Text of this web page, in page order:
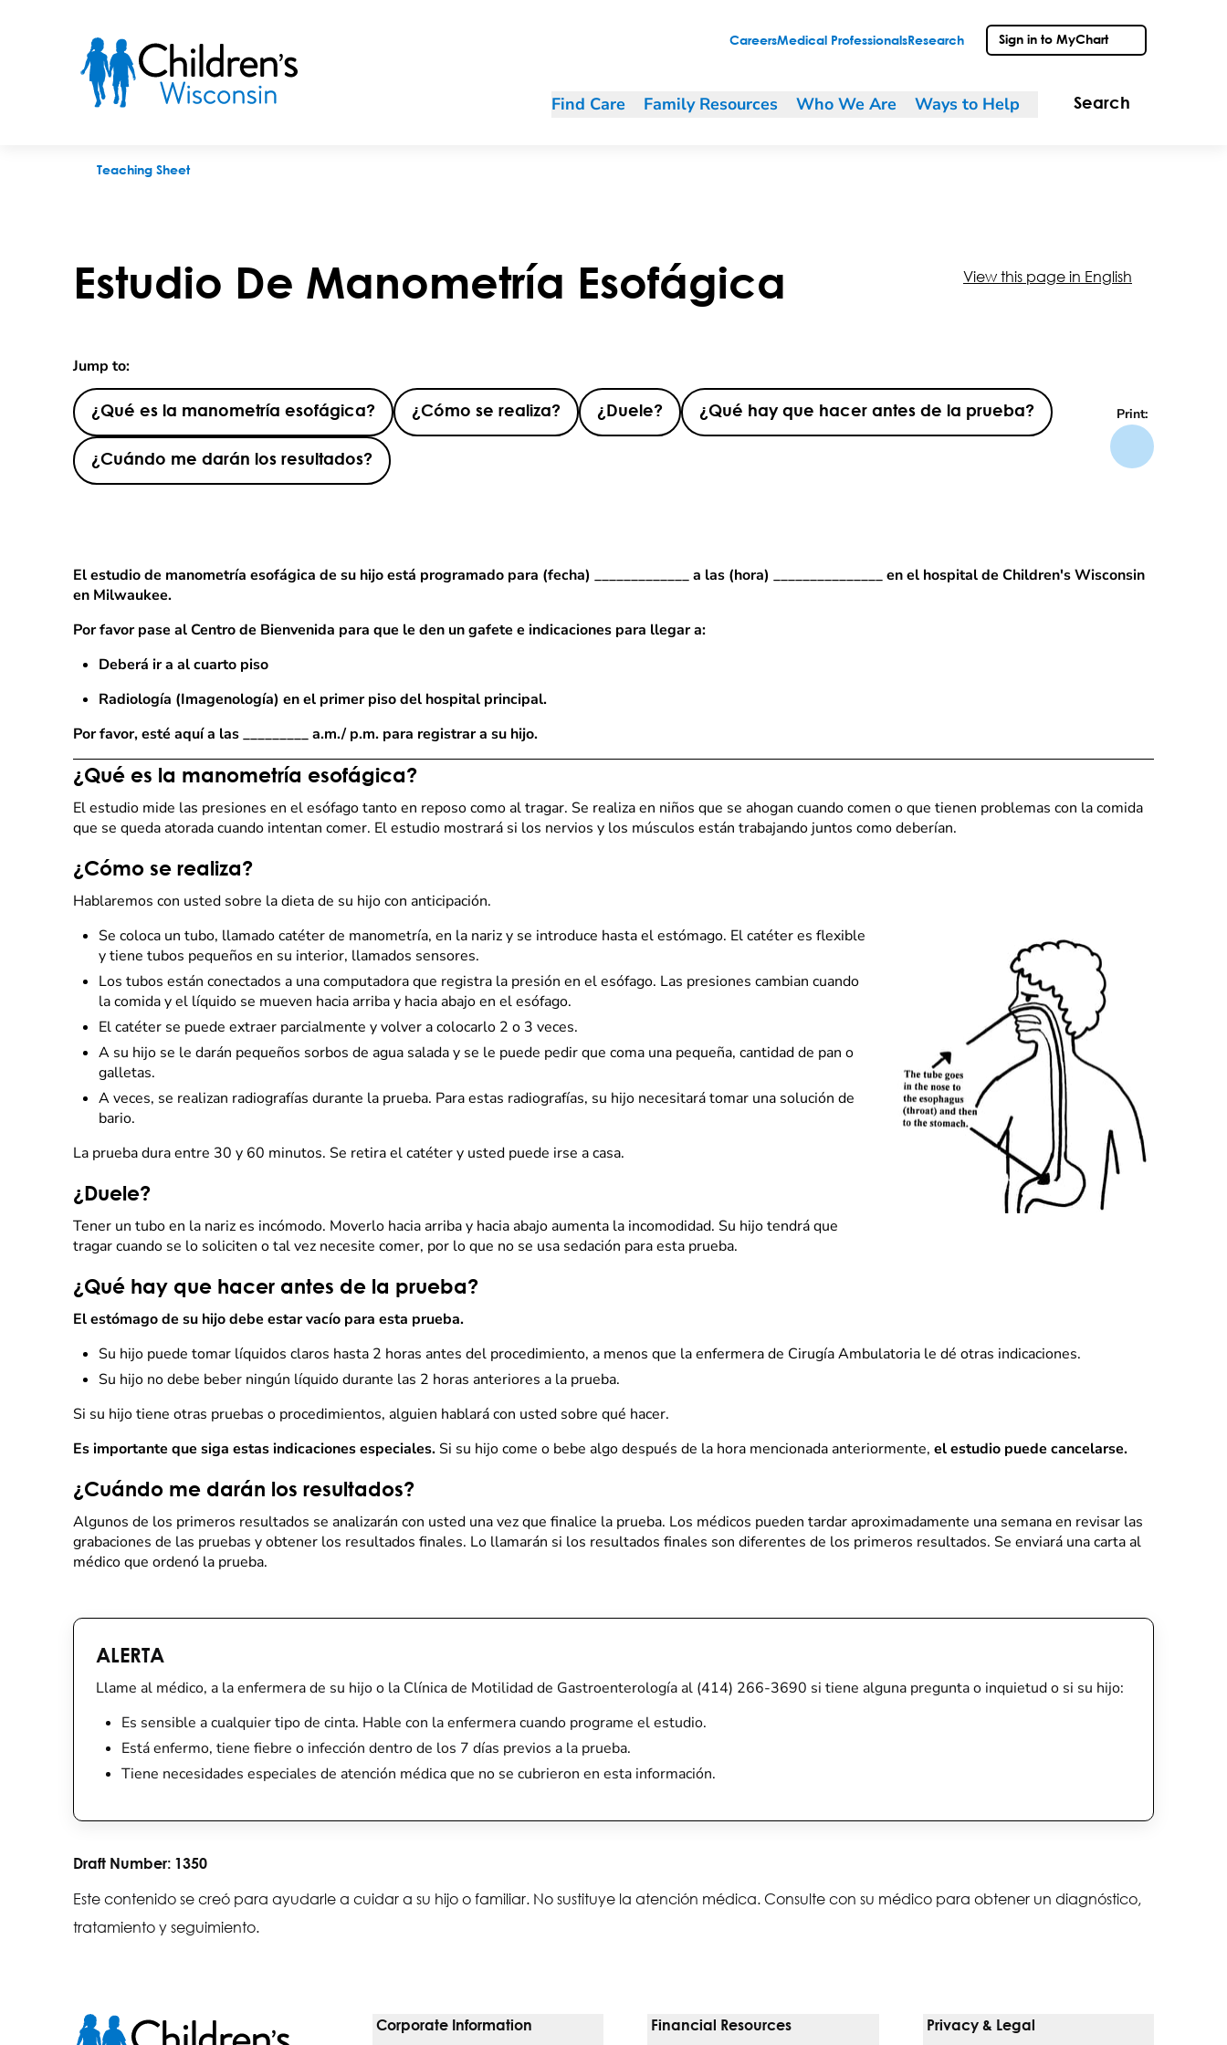
CareersMedical Professionals Research Sign in to MyChart
Find Care Family Resources Who We Are Ways to Help Search
Teaching Sheet
Estudio De Manometría Esofágica View this page in English
Jump to:
¿Qué es la manometría esofágica? ¿Cómo se realiza? ¿Duele? ¿Qué hay que hacer antes de la prueba?
¿Cuándo me darán los resultados?
Print:
El estudio de manometría esofágica de su hijo está programado para (fecha) _____________ a las (hora) _______________ en el hospital de Children's Wisconsin
en Milwaukee.
Por favor pase al Centro de Bienvenida para que le den un gafete e indicaciones para llegar a:
Deberá ir a al cuarto piso
Radiología (Imagenología) en el primer piso del hospital principal.
Por favor, esté aquí a las _________ a.m./ p.m. para registrar a su hijo.
¿Qué es la manometría esofágica?
El estudio mide las presiones en el esófago tanto en reposo como al tragar. Se realiza en niños que se ahogan cuando comen o que tienen problemas con la comida
que se queda atorada cuando intentan comer. El estudio mostrará si los nervios y los músculos están trabajando juntos como deberían.
¿Cómo se realiza?
Hablaremos con usted sobre la dieta de su hijo con anticipación.
Se coloca un tubo, llamado catéter de manometría, en la nariz y se introduce hasta el estómago. El catéter es flexible
y tiene tubos pequeños en su interior, llamados sensores.
Los tubos están conectados a una computadora que registra la presión en el esófago. Las presiones cambian cuando
la comida y el líquido se mueven hacia arriba y hacia abajo en el esófago.
El catéter se puede extraer parcialmente y volver a colocarlo 2 o 3 veces.
A su hijo se le darán pequeños sorbos de agua salada y se le puede pedir que coma una pequeña, cantidad de pan o
galletas.
A veces, se realizan radiografías durante la prueba. Para estas radiografías, su hijo necesitará tomar una solución de
bario.
La prueba dura entre 30 y 60 minutos. Se retira el catéter y usted puede irse a casa.
¿Duele?
Tener un tubo en la nariz es incómodo. Moverlo hacia arriba y hacia abajo aumenta la incomodidad. Su hijo tendrá que
tragar cuando se lo soliciten o tal vez necesite comer, por lo que no se usa sedación para esta prueba.
¿Qué hay que hacer antes de la prueba?
El estómago de su hijo debe estar vacío para esta prueba.
Su hijo puede tomar líquidos claros hasta 2 horas antes del procedimiento, a menos que la enfermera de Cirugía Ambulatoria le dé otras indicaciones.
Su hijo no debe beber ningún líquido durante las 2 horas anteriores a la prueba.
Si su hijo tiene otras pruebas o procedimientos, alguien hablará con usted sobre qué hacer.
Es importante que siga estas indicaciones especiales. Si su hijo come o bebe algo después de la hora mencionada anteriormente, el estudio puede cancelarse.
¿Cuándo me darán los resultados?
Algunos de los primeros resultados se analizarán con usted una vez que finalice la prueba. Los médicos pueden tardar aproximadamente una semana en revisar las
grabaciones de las pruebas y obtener los resultados finales. Lo llamarán si los resultados finales son diferentes de los primeros resultados. Se enviará una carta al
médico que ordenó la prueba.
ALERTA
Llame al médico, a la enfermera de su hijo o la Clínica de Motilidad de Gastroenterología al (414) 266-3690 si tiene alguna pregunta o inquietud o si su hijo:
Es sensible a cualquier tipo de cinta. Hable con la enfermera cuando programe el estudio.
Está enfermo, tiene fiebre o infección dentro de los 7 días previos a la prueba.
Tiene necesidades especiales de atención médica que no se cubrieron en esta información.
Draft Number: 1350
Este contenido se creó para ayudarle a cuidar a su hijo o familiar. No sustituye la atención médica. Consulte con su médico para obtener un diagnóstico,
tratamiento y seguimiento.
Corporate Information Financial Resources Privacy & Legal